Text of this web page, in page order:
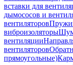
вставки для
дымососов и
вентиляторов
виброизоляторы
вентиляции
вентиляторов
прямоугольные)